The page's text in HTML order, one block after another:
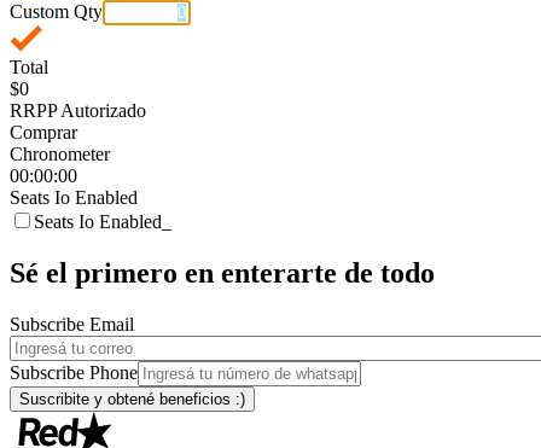
Custom Qty
Total
$0
RRPP Autorizado
Comprar
Chronometer
00:00:00
Seats Io Enabled
Seats Io Enabled_
Sé el primero en enterarte de todo
Subscribe Email
Subscribe Phone